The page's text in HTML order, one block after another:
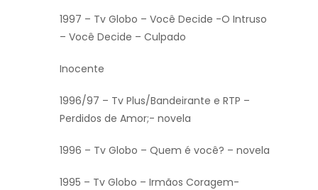
1997 – Tv Globo – Você Decide -O Intruso
– Você Decide – Culpado
Inocente
1996/97 – Tv Plus/Bandeirante e RTP –
Perdidos de Amor;- novela
1996 – Tv Globo – Quem é você? – novela
1995 – Tv Globo – Irmãos Coragem-